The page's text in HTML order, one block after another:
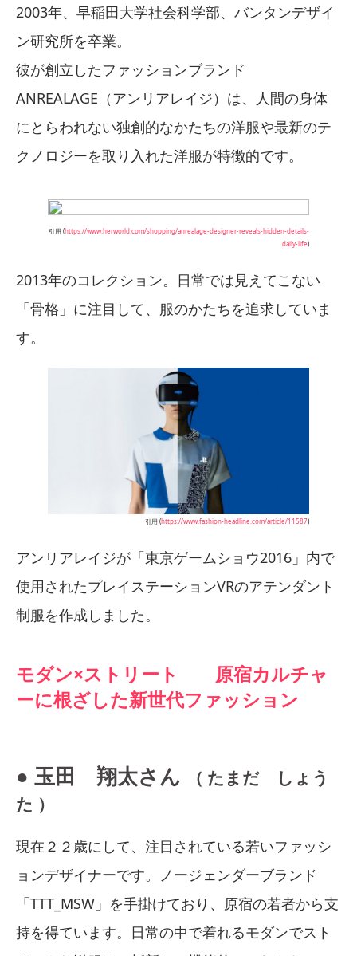
2003年、早稲田大学社会科学部、バンタンデザイ
ン研究所を卒業。
彼が創立したファッションブランド
ANREALAGE（アンリアレイジ）は、人間の身体
にとらわれない独創的なかたちの洋服や最新のテ
クノロジーを取り入れた洋服が特徴的です。
引用 (https://www.herworld.com/shopping/anrealage-designer-reveals-hidden-details-
daily-life)
2013年のコレクション。日常では見えてこない
「骨格」に注目して、服のかたちを追求していま
す。
引用 (https://www.fashion-headline.com/article/11587)
アンリアレイジが「東京ゲームショウ2016」内で
使用されたプレイステーションVRのアテンダント
制服を作成しました。
モダン×ストリート 原宿カルチャ
ーに根ざした新世代ファッション
● 玉田 翔太さん
（ たまだ しょう
た ）
現在２２歳にして、注目されている若いファッシ
ョンデザイナーです。ノージェンダーブランド
「TTT_MSW」を手掛けており、原宿の若者から支
持を得ています。日常の中で着れるモダンでスト